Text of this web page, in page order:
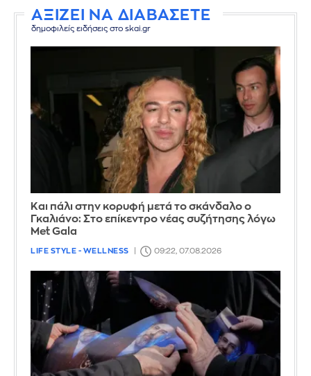
ΑΞΙΖΕΙ ΝΑ ΔΙΑΒΑΣΕΤΕ
δημοφιλείς ειδήσεις στο skai.gr
Και πάλι στην κορυφή μετά το σκάνδαλο ο
Γκαλιάνο: Στο επίκεντρο νέας συζήτησης λόγω
Met Gala
LIFE STYLE - WELLNESS 09:22, 07.08.2026